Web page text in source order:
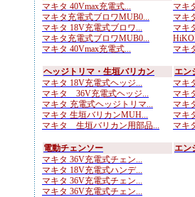
マキタ 40Vmax充電式...
マキタ充電式ブロワMUB0...
マキタ 18V充電式ブロワ...
マキタ充電式ブロワMUB0...
マキタ 40Vmax充電式...
マキ
マキ
マキ
マキ
ヘッジトリマ・生垣バリカン
マキタ 18V充電式ヘッジ...
マキタ 36V充電式ヘッジ...
マキタ 充電式ヘッジトリマ...
マキタ 生垣バリカンMUH...
マキタ 生垣バリカン用部品...
エン
マキ
マキ
マキ
マキ
マキ
電動チェンソー
マキタ 36V充電式チェン...
マキタ 18V充電式ハンデ...
マキタ 36V充電式チェン...
マキタ 36V充電式チェン...
エン